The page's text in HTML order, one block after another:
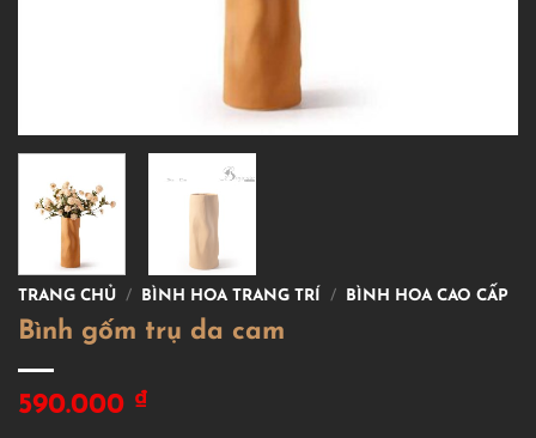
TRANG CHỦ / BÌNH HOA TRANG TRÍ / BÌNH HOA CAO CẤP
Bình gốm trụ da cam
590.000 ₫